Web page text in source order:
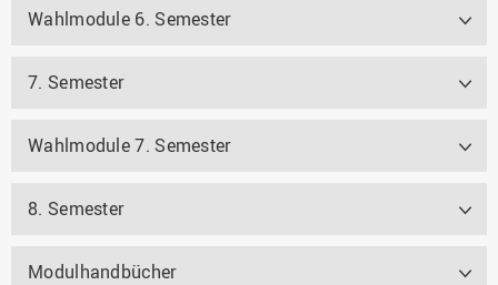
Wahlmodule 6. Semester
7. Semester
Wahlmodule 7. Semester
8. Semester
Modulhandbücher